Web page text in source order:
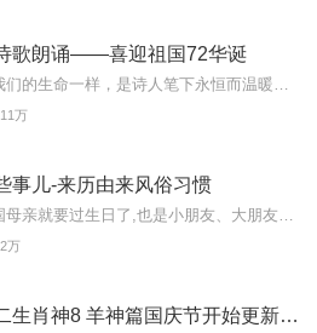
歌朗诵——喜迎祖国72华诞
11万
事儿-来历由来风俗习惯
2万
小猪屏蓬十二生肖神8 羊神篇国庆节开始更新啦！